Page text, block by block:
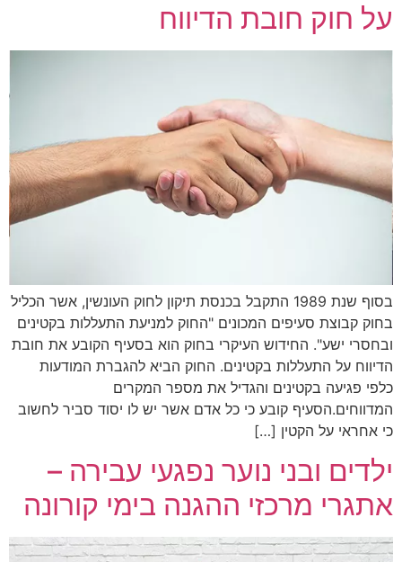
חוק חובת הדיווח
בסוף שנת 1989 התקבל בכנסת תיקון לחוק העונשין, אשר הכליל
קבוצת סעיפים המכונים "החוק למניעת התעללות בקטינים
ישע". החידוש העיקרי בחוק הוא בסעיף הקובע את חובת
על התעללות בקטינים. החוק הביא להגברת המודעות
פגיעה בקטינים והגדיל את מספר המקרים
קובע כי כל אדם אשר יש לו יסוד סביר לחשוב
אחראי על הקטין […]
ובני נוער נפגעי עבירה –
מרכזי ההגנה בימי קורונה